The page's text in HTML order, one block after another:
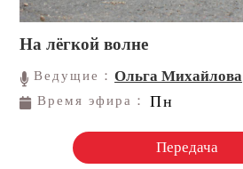
На лёгкой волне
Ведущие：Ольга Михайлова
Время эфира： Пн
Передача